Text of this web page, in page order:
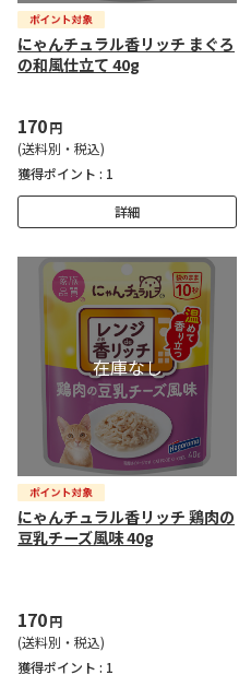
にゃんチュラル香リッチ まぐろ
の和風仕立て 40g
170円
(送料別・税込)
獲得ポイント : 1
詳細
にゃんチュラル香リッチ 鶏肉の
豆乳チーズ風味 40g
170円
(送料別・税込)
獲得ポイント : 1